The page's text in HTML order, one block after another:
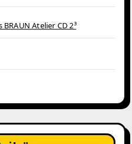
Atelier CD 2³